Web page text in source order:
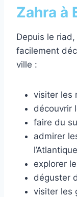
Zahra à
Depuis le
facilement
ville :
visiter les
découvrir
faire du
admirer
explorer
déguster
visiter les